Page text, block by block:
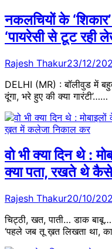
नकलचियों के
‘पायरेसी से टूट रही
Rajesh Thakur23/12/
DELHI (MR) : बॉलीवुड में
दूंगा, भरे हुए की क्या गारंटी’……
वो भी क्या दिन थे :
क्या पता, रखते थे
Rajesh Thakur20/10/
चिट्ठी, खत, पाती… डाक
‘पहले जब तू ख़त लिखता था,